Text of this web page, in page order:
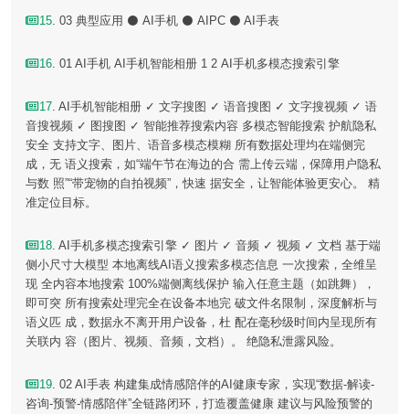
15. 03 典型应用 ⚫ AI手机 ⚫ AIPC ⚫ AI手表
16. 01 AI手机 AI手机智能相册 1 2 AI手机多模态搜索引擎
17. AI手机智能相册 ✓ 文字搜图 ✓ 语音搜图 ✓ 文字搜视频 ✓ 语
音搜视频 ✓ 图搜图 ✓ 智能推荐搜索内容 多模态智能搜索 护航隐私
安全 支持文字、图片、语音多模态模糊 所有数据处理均在端侧完
成，无 语义搜索，如“端午节在海边的合 需上传云端，保障用户隐私
与数 照”“带宠物的自拍视频”，快速 据安全，让智能体验更安心。 精
准定位目标。
18. AI手机多模态搜索引擎 ✓ 图片 ✓ 音频 ✓ 视频 ✓ 文档 基于端
侧小尺寸大模型 本地离线AI语义搜索多模态信息 一次搜索，全维呈
现 全内容本地搜索 100%端侧离线保护 输入任意主题（如跳舞），
即可突 所有搜索处理完全在设备本地完 破文件名限制，深度解析与
语义匹 成，数据永不离开用户设备，杜 配在毫秒级时间内呈现所有
关联内 容（图片、视频、音频，文档）。 绝隐私泄露风险。
19. 02 AI手表 构建集成情感陪伴的AI健康专家，实现“数据-解读-
咨询-预警-情感陪伴”全链路闭环，打造覆盖健康 建议与风险预警的